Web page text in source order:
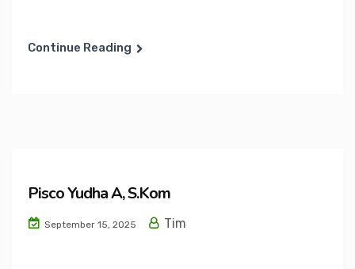
Continue Reading
Pisco Yudha A, S.Kom
September 15, 2025 Tim